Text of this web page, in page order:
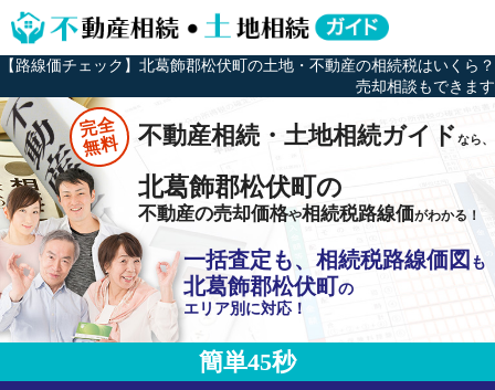
【路線価チェック】北葛飾郡松伏町の土地・不動産の相続税はいくら？
売却相談もできます
完全
無料 不動産相続・土地相続ガイドなら、
北葛飾郡松伏町の
不動産の売却価格や相続税路線価がわかる！
一括査定も、相続税路線価図 も
北葛飾郡松伏町の
エリア別に対応！
簡単45秒